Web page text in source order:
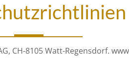
CH-8105 Watt-Regensdorf.